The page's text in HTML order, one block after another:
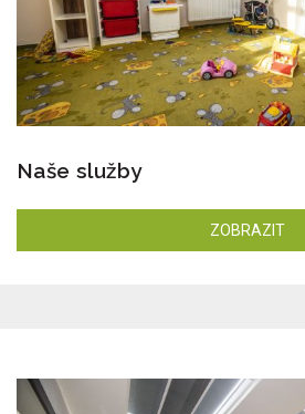
Naše služby
ZOBRAZIT